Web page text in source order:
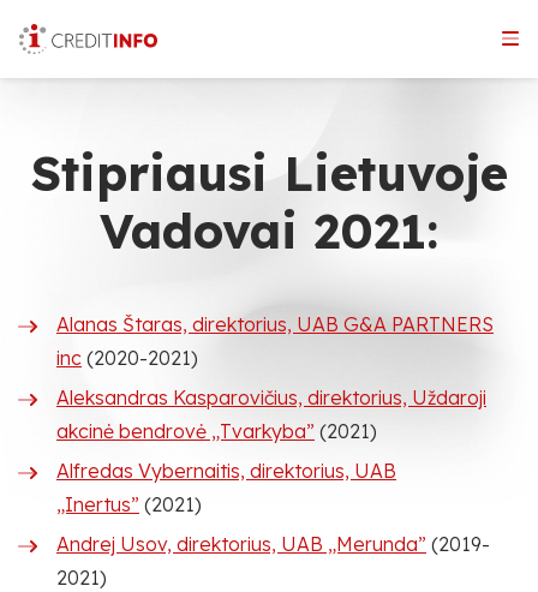
the
Stipriausi Lietuvoje
Vadovai 2021:
Alanas Štaras, direktorius, UAB G&A PARTNERS
inc (2020-2021)
Aleksandras Kasparovičius, direktorius, Uždaroji
akcinė bendrovė „Tvarkyba” (2021)
Alfredas Vybernaitis, direktorius, UAB
„Inertus” (2021)
Andrej Usov, direktorius, UAB „Merunda” (2019-
2021)